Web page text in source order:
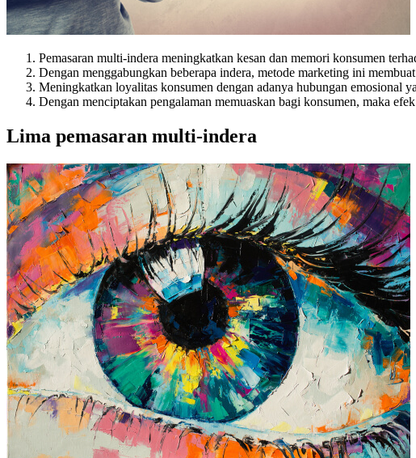
Pemasaran multi-indera meningkatkan kesan dan memori konsumen
Dengan menggabungkan beberapa indera, metode marketing ini
Meningkatkan loyalitas konsumen dengan adanya hubungan emosional
Dengan menciptakan pengalaman memuaskan bagi konsumen, maka
Lima pemasaran multi-indera